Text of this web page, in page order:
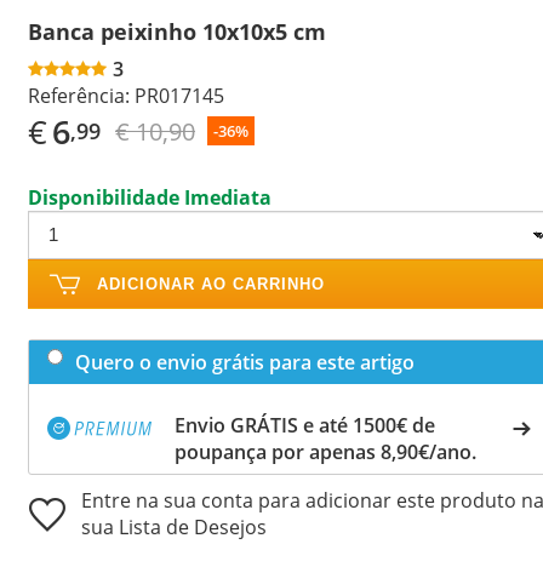
Banca peixinho 10x10x5 cm
3
Referência: PR017145
€6,99 € 10,90 -36%
Disponibilidade Imediata
ADICIONAR AO CARRINHO
Quero o envio grátis para este artigo
Envio GRÁTIS e até 1500€ de
poupança por apenas 8,90€/ano.
Entre na sua conta para adicionar este produto na
sua Lista de Desejos